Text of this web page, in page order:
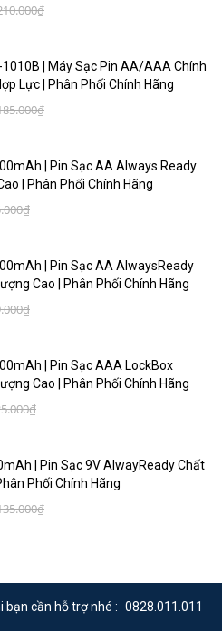
| Máy Sạc Pin AA/AAA Chính
Lực | Phân Phối Chính Hãng
| Pin Sạc AA Always Ready
| Phân Phối Chính Hãng
| Pin Sạc AA AlwaysReady
Cao | Phân Phối Chính Hãng
| Pin Sạc AAA LockBox
Cao | Phân Phối Chính Hãng
| Pin Sạc 9V AlwayReady Chất
Phối Chính Hãng
bạn cần hỗ trợ nhé : 0828.011.011